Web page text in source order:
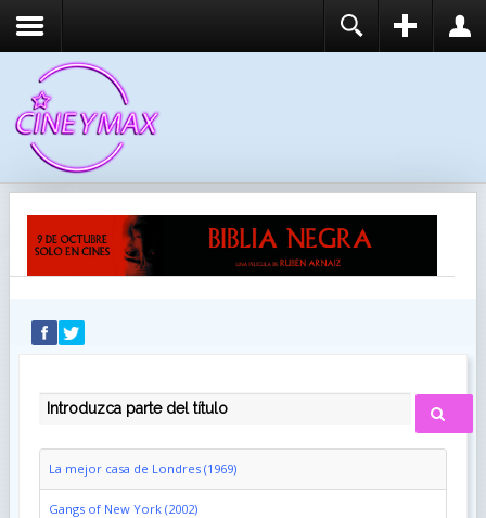
RECUÉRDEME
IDENTIFICARSE
INTRODUZCA PARTE DEL TÍTULO
La mejor casa de Londres (1969)
Gangs of New York (2002)